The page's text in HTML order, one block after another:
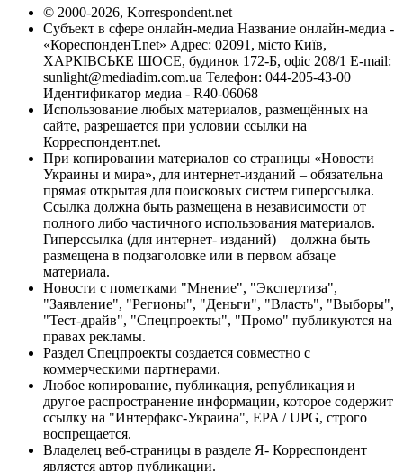
© 2000-2026, Korrespondent.net
Субъект в сфере онлайн-медиа Название онлайн-медиа -
«КореспонденТ.net» Адрес: 02091, місто Київ,
ХАРКІВСЬКЕ ШОСЕ, будинок 172-Б, офіс 208/1 E-mail:
sunlight@mediadim.com.ua Телефон: 044-205-43-00
Идентификатор медиа - R40-06068
Использование любых материалов, размещённых на
сайте, разрешается при условии ссылки на
Корреспондент.net.
При копировании материалов со страницы «Новости
Украины и мира», для интернет-изданий – обязательна
прямая открытая для поисковых систем гиперссылка.
Ссылка должна быть размещена в независимости от
полного либо частичного использования материалов.
Гиперссылка (для интернет- изданий) – должна быть
размещена в подзаголовке или в первом абзаце
материала.
Новости с пометками "Мнение", "Экспертиза",
"Заявление", "Регионы", "Деньги", "Власть", "Выборы",
"Тест-драйв", "Спецпроекты", "Промо" публикуются на
правах рекламы.
Раздел Спецпроекты создается совместно с
коммерческими партнерами.
Любое копирование, публикация, републикация и
другое распространение информации, которое содержит
ссылку на "Интерфакс-Украина", EPA / UPG, строго
воспрещается.
Владелец веб-страницы в разделе Я- Корреспондент
является автор публикации.